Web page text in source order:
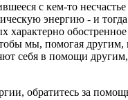
с кем-то
энергию - и
мы, помогая
себя в помощи
обратитесь за